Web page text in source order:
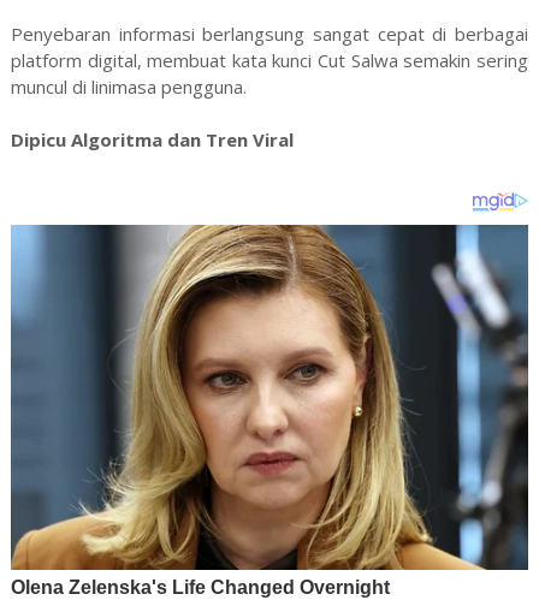
Penyebaran informasi berlangsung sangat cepat di berbagai
platform digital, membuat kata kunci Cut Salwa semakin sering
muncul di linimasa pengguna.
Dipicu Algoritma dan Tren Viral